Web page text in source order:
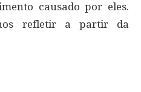
causado por eles.
refletir a partir da